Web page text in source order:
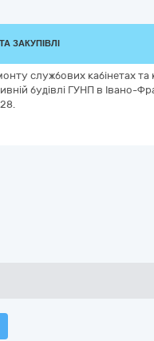
ЗАКУПІВЛІ
службових кабінетах
будівлі ГУНП в Івано-